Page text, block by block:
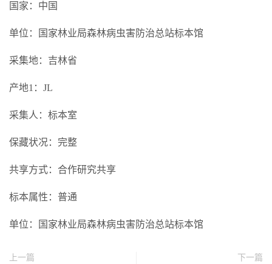
国家：中国
单位：国家林业局森林病虫害防治总站标本馆
采集地：吉林省
产地1：JL
采集人：标本室
保藏状况：完整
共享方式：合作研究共享
标本属性：普通
单位：国家林业局森林病虫害防治总站标本馆
上一篇 下一篇